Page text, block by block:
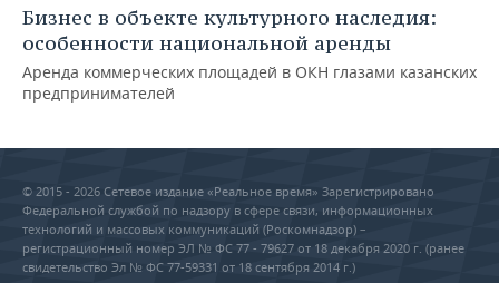
Бизнес в объекте культурного наследия:
особенности национальной аренды
Аренда коммерческих площадей в ОКН глазами казанских
предпринимателей
© 2015 - 2026 Сетевое издание «Реальное время» Зарегистрировано
Федеральной службой по надзору в сфере связи, информационных
технологий и массовых коммуникаций (Роскомнадзор) –
регистрационный номер ЭЛ № ФС 77 - 79627 от 18 декабря 2020 г. (ранее
свидетельство Эл № ФС 77-59331 от 18 сентября 2014 г.)